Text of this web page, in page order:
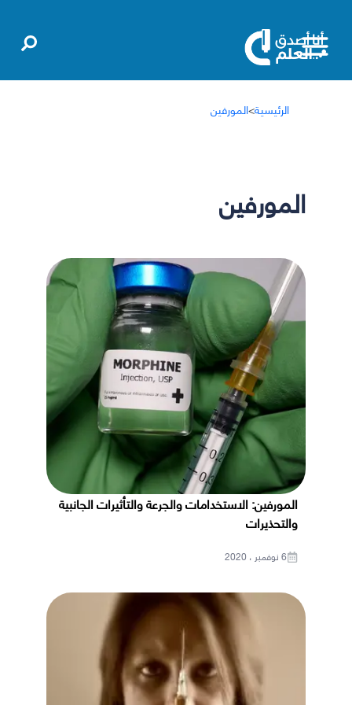
الرئيسية>المورفين
المورفين
المورفين: الاستخدامات والجرعة والتأثيرات الجانبية
والتحذيرات
6 نوفمبر ، 2020